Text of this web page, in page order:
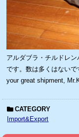
アルダブラ・チルドレ
です。数は多くはない
your great shipment,
CATEGORY
Import&Export